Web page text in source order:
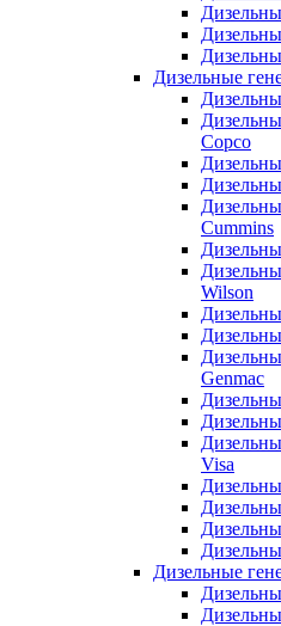
Дизельные
Copco
Cummins
Wilson
Genmac
Visa
Дизельные